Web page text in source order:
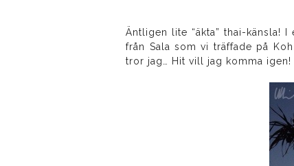
Äntligen lite “äkta” thai-känsla!
från Sala som vi träffade på
tror jag… Hit vill jag komma igen!